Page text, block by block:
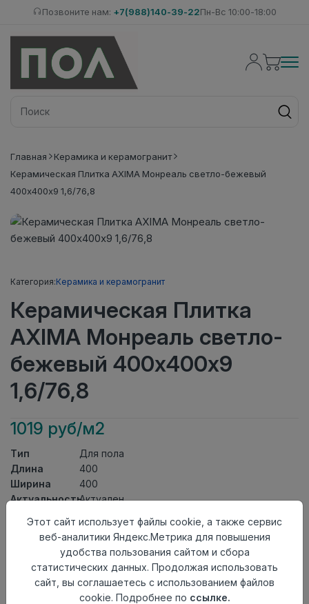
Позвоните нам: +7(988)140-39-22Пн-Вс 10:00-18:00
Главная
Керамика и керамогранит
Керамическая Плитка AXIMA Монреаль светло-бежевый
400х400х9 1,6/76,8
Категория:Керамика и керамогранит
Керамическая Плитка
AXIMA Монреаль светло-
бежевый 400х400х9
1,6/76,8
1019 руб/м2
Тип
Для пола
Длина
400
Ширина
400
АктуальностьАктуален
группа
Керамическая Плитка
Толщина
9
Поверхность матовая
Страна
происхождения
Россия
Этот сайт использует файлы cookie, а также сервис
веб-аналитики Яндекс.Метрика для повышения
удобства пользования сайтом и сбора
статистических данных. Продолжая использовать
сайт, вы соглашаетесь с использованием файлов
cookie. Подробнее по ссылке.